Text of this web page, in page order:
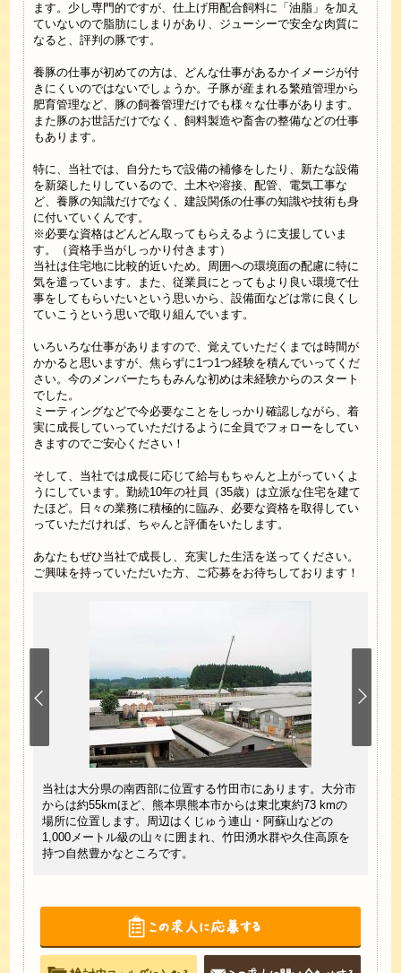
ます。少し専門的ですが、仕上げ用配合飼料に「油脂」を加え
ていないので脂肪にしまりがあり、ジューシーで安全な肉質に
なると、評判の豚です。
養豚の仕事が初めての方は、どんな仕事があるかイメージが付
きにくいのではないでしょうか。子豚が産まれる繁殖管理から
肥育管理など、豚の飼養管理だけでも様々な仕事があります。
また豚のお世話だけでなく、飼料製造や畜舎の整備などの仕事
もあります。
特に、当社では、自分たちで設備の補修をしたり、新たな設備
を新築したりしているので、土木や溶接、配管、電気工事な
ど、養豚の知識だけでなく、建設関係の仕事の知識や技術も身
に付いていくんです。
※必要な資格はどんどん取ってもらえるように支援していま
す。（資格手当がしっかり付きます）
当社は住宅地に比較的近いため。周囲への環境面の配慮に特に
気を遣っています。また、従業員にとってもより良い環境で仕
事をしてもらいたいという思いから、設備面などは常に良くし
ていこうという思いで取り組んでいます。
いろいろな仕事がありますので、覚えていただくまでは時間が
かかると思いますが、焦らずに1つ1つ経験を積んでいってくだ
さい。今のメンバーたちもみんな初めは未経験からのスタート
でした。
ミーティングなどで今必要なことをしっかり確認しながら、着
実に成長していっていただけるように全員でフォローをしてい
きますのでご安心ください！
そして、当社では成長に応じて給与もちゃんと上がっていくよ
うにしています。勤続10年の社員（35歳）は立派な住宅を建て
たほど。日々の業務に積極的に臨み、必要な資格を取得してい
っていただければ、ちゃんと評価をいたします。
あなたもぜひ当社で成長し、充実した生活を送ってください。
ご興味を持っていただいた方、ご応募をお待ちしております！
で
活
当社は大分県の南西部に位置する竹田市にあります。大分市
からは約55kmほど、熊本県熊本市からは東北東約73 kmの
場所に位置します。周辺はくじゅう連山・阿蘇山などの
1,000メートル級の山々に囲まれ、竹田湧水群や久住高原を
持つ自然豊かなところです。
現
っ
た
ト